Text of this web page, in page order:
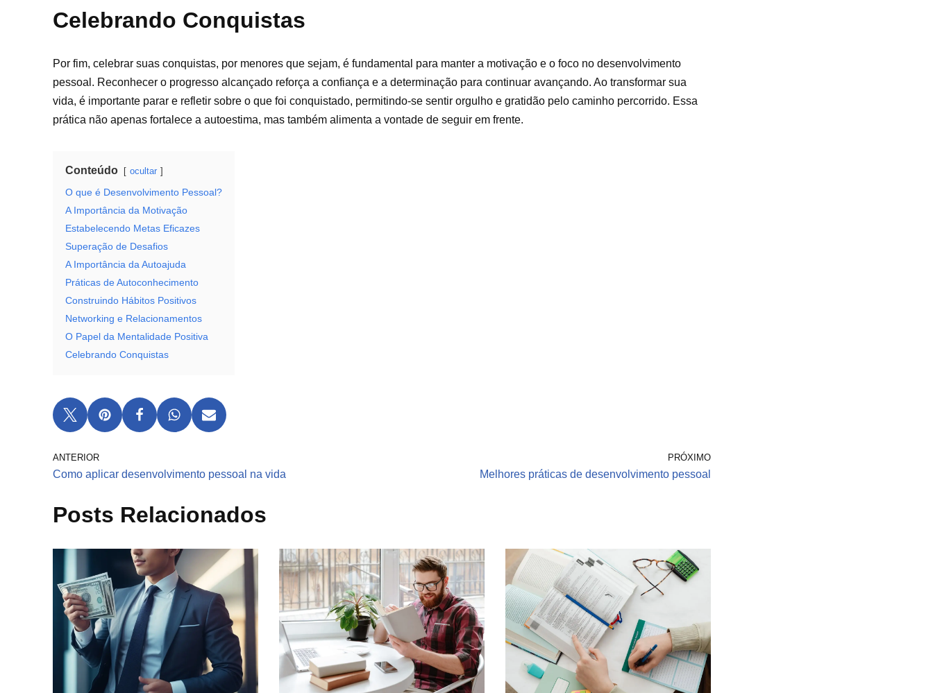
Celebrando Conquistas
Por fim, celebrar suas conquistas, por menores que sejam, é fundamental para manter a motivação e o foco no desenvolvimento
pessoal. Reconhecer o progresso alcançado reforça a confiança e a determinação para continuar avançando. Ao transformar sua
vida, é importante parar e refletir sobre o que foi conquistado, permitindo-se sentir orgulho e gratidão pelo caminho percorrido. Essa
prática não apenas fortalece a autoestima, mas também alimenta a vontade de seguir em frente.
Conteúdo ocultar
O que é Desenvolvimento Pessoal?
A Importância da Motivação
Estabelecendo Metas Eficazes
Superação de Desafios
A Importância da Autoajuda
Práticas de Autoconhecimento
Construindo Hábitos Positivos
Networking e Relacionamentos
O Papel da Mentalidade Positiva
Celebrando Conquistas
ANTERIOR
Como aplicar desenvolvimento pessoal na vida
PRÓXIMO
Melhores práticas de desenvolvimento pessoal
Posts Relacionados